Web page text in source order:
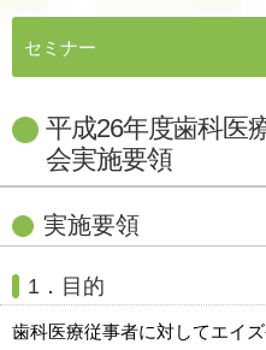
セミナー
平成26年度歯科医
会実施要領
実施要領
1．目的
歯科医療従事者に対してエイ